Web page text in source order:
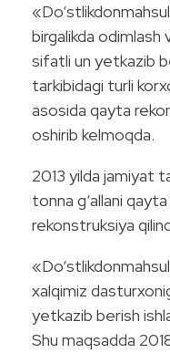
birgalikda odimlash
sifatli un yetkazib
tarkibidagi turli
asosida qayta
oshirib kelmoqda.
2013 yilda jamiyat
tonna g‘allani
rekonstruksiya
xalqimiz
yetkazib berish
Shu maqsadda